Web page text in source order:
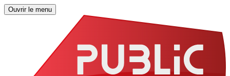
Ouvrir le menu